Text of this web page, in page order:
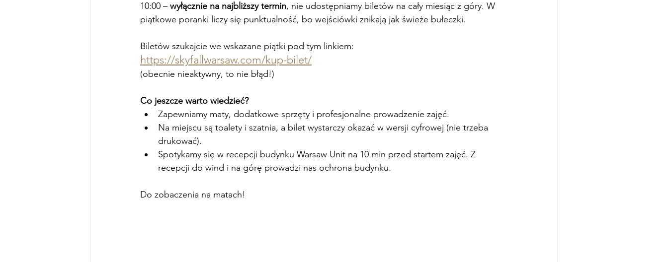
10:00 – wyłącznie na najbliższy termin, nie udostępniamy biletów na cały miesiąc z góry. W
piątkowe poranki liczy się punktualność, bo wejściówki znikają jak świeże bułeczki.
Biletów szukajcie we wskazane piątki pod tym linkiem:
https://skyfallwarsaw.com/kup-bilet/
(obecnie nieaktywny, to nie błąd!)
Co jeszcze warto wiedzieć?
Zapewniamy maty, dodatkowe sprzęty i profesjonalne prowadzenie zajęć.
Na miejscu są toalety i szatnia, a bilet wystarczy okazać w wersji cyfrowej (nie trzeba
drukować).
Spotykamy się w recepcji budynku Warsaw Unit na 10 min przed startem zajęć. Z
recepcji do wind i na górę prowadzi nas ochrona budynku.
Do zobaczenia na matach!